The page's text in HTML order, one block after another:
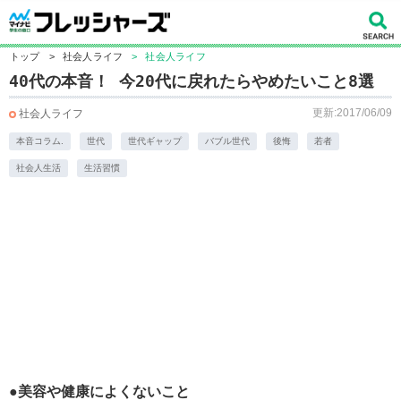
トップ > 社会人ライフ > 社会人ライフ
40代の本音！ 今20代に戻れたらやめたいこと8選
社会人ライフ 更新:2017/06/09
本音コラム. 世代 世代ギャップ バブル世代 後悔 若者
社会人生活 生活習慣
●美容や健康によくないこと